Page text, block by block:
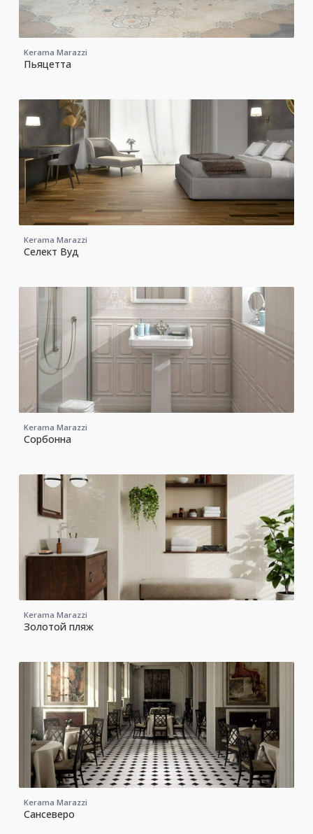
Kerama Marazzi
Пьяцетта
Kerama Marazzi
Селект Вуд
Kerama Marazzi
Сорбонна
Kerama Marazzi
Золотой пляж
Kerama Marazzi
Сансеверо